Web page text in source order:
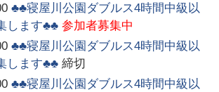
♣♣寝屋川公園ダブルス4時間中級以
します♣♣ 参加者募集中
♣♣寝屋川公園ダブルス4時間中級以
します♣♣ 締切
♣♣寝屋川公園ダブルス4時間中級以